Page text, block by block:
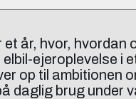
år, hvor,
elbil-ejeroplevelse
op til
daglig brug